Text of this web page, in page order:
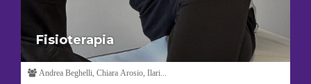
Fisioterapia
Andrea Beghelli, Chiara Arosio, Ilari...